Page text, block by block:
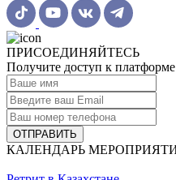
ПРИСОЕДИНЯЙТЕСЬ
Получите доступ к
ОТПРАВИТЬ
КАЛЕНДАРЬ